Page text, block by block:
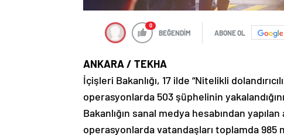
0
BEĞENDİM ABONE OL
ANKARA / TEKHA
İçişleri Bakanlığı, 17 ilde “Nitelikli
operasyonlarda 503 şüphelinin
Bakanlığın sanal medya hesabından
operasyonlarda vatandaşları toplamda 985